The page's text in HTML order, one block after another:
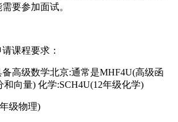
要参加面试。
课程要求：
级数学北京:通常是MHF4U(高级函
向量) 化学:SCH4U(12年级化学)
级物理)